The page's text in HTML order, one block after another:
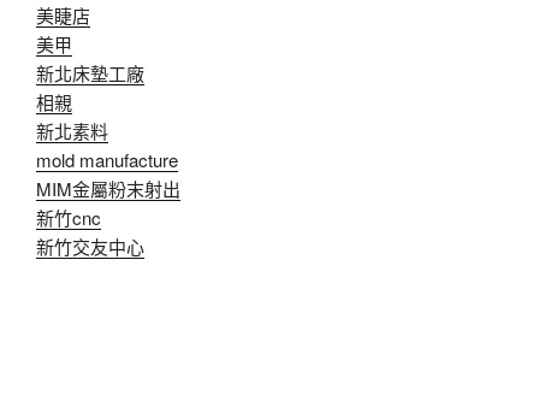
美睫店
美甲
新北床墊工廠
相親
新北素料
mold manufacture
MIM金屬粉末射出
新竹cnc
新竹交友中心